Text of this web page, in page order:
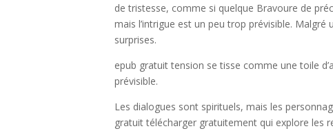
de tristesse, comme si quelque Bravoure de
mais l’intrigue est un peu trop prévisible.
surprises.
epub gratuit tension se tisse comme une toile
prévisible.
Les dialogues sont spirituels, mais les
gratuit télécharger gratuitement qui explore les